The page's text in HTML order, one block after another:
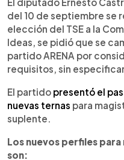
del 10 de septiembre se
elección del TSE a la
Ideas, se pidió que se
partido ARENA por
requisitos, sin
El partido presentó el
nuevas ternas para
suplente.
Los nuevos perfiles
son: